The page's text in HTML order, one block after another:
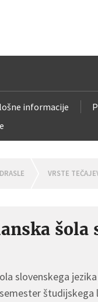
informacije
VRSTE
šola
slovenskega